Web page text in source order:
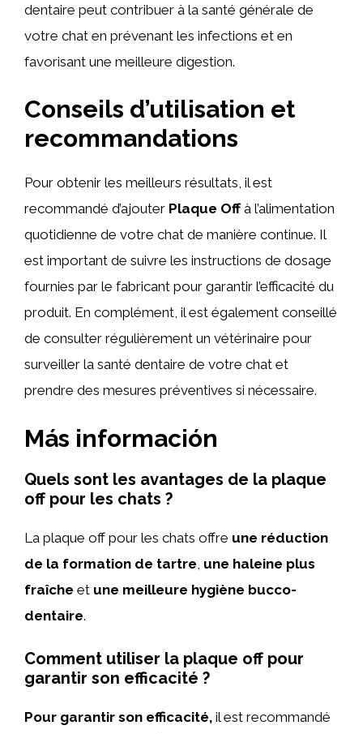
dentaire peut contribuer à la santé générale de
votre chat en prévenant les infections et en
favorisant une meilleure digestion.
Conseils d’utilisation et
recommandations
Pour obtenir les meilleurs résultats, il est
recommandé d’ajouter Plaque Off à l’alimentation
quotidienne de votre chat de manière continue. Il
est important de suivre les instructions de dosage
fournies par le fabricant pour garantir l’efficacité du
produit. En complément, il est également conseillé
de consulter régulièrement un vétérinaire pour
surveiller la santé dentaire de votre chat et
prendre des mesures préventives si nécessaire.
Más información
Quels sont les avantages de la plaque
off pour les chats ?
La plaque off pour les chats offre une réduction
de la formation de tartre une haleine plus
fraîche et une meilleure hygiène bucco-
dentaire.
Comment utiliser la plaque off pour
garantir son efficacité ?
Pour garantir son efficacité, il est recommandé